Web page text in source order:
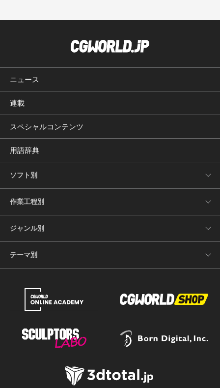
ニュース
連載
スペシャルコンテンツ
用語辞典
ソフト別
作業工程別
ジャンル別
テーマ別